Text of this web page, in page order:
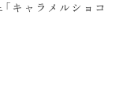
キャラメルショコ